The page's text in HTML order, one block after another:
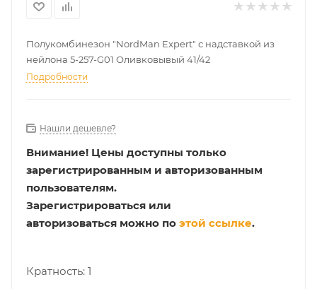
Полукомбинезон "NordMan Expert" с надставкой из
нейлона 5-257-G01 Оливковывый 41/42
Подробности
Нашли дешевле?
Внимание! Цены доступны только
зарегистрированным и авторизованным
пользователям.
Зарегистрироваться или
авторизоваться можно по этой ссылке.
Кратность: 1